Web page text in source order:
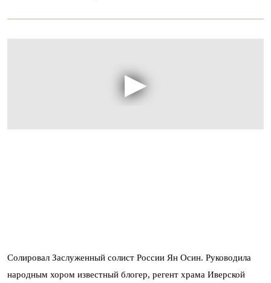
Солировал Заслуженный солист России Ян Осин. Руководила
народным хором известный блогер, регент храма Иверской